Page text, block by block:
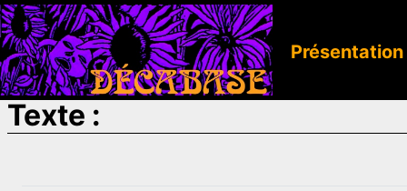
Présentation
Texte :